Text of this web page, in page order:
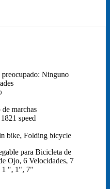
Ninguno
marchas
speed
bike, Folding bicycle
para Bicicleta de
Ojo, 6 Velocidades, 7
1 ", 1", 7"